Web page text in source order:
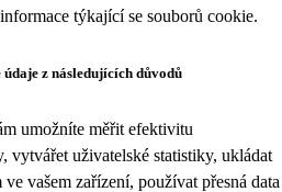
týkající se souborů cookie.
z následujících důvodů
umožníte měřit efektivitu
vytvářet uživatelské statistiky, ukládat
vašem zařízení, používat přesná data